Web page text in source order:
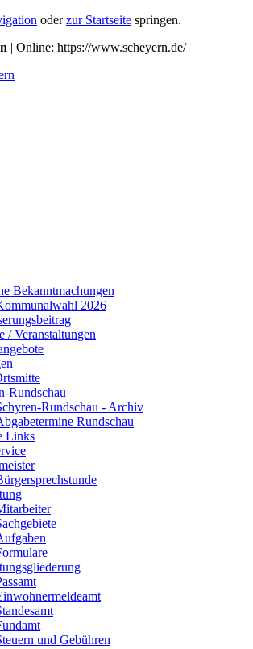
oderzur Startseite springen.
| Online: https://www.scheyern.de/
Bekanntmachungen
2026
/ Veranstaltungen
Rundschau
Rundschau - Archiv
Rundschau
Links
und Gebühren